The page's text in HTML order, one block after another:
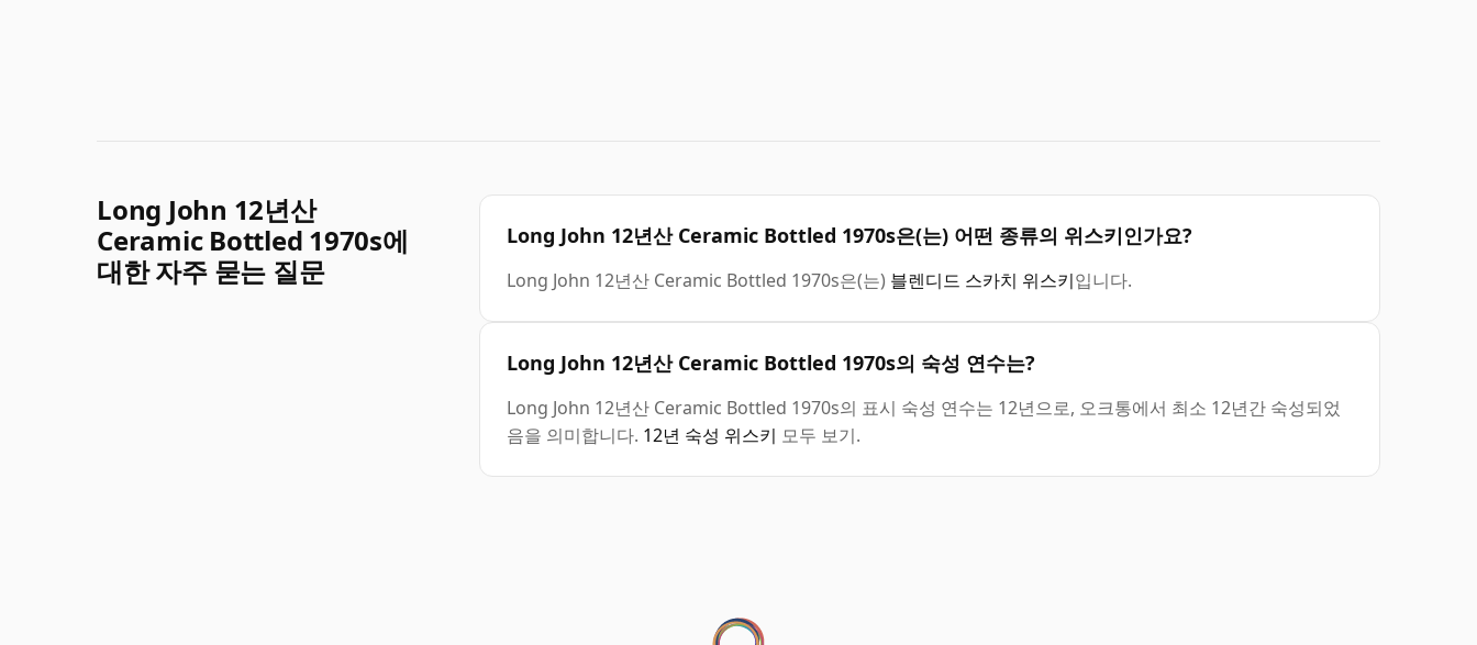
Long John 12년산
Ceramic Bottled 1970s에
대한 자주 묻는 질문
Long John 12년산 Ceramic Bottled 1970s은(는) 어떤 종류의 위스키인가요?
Long John 12년산 Ceramic Bottled 1970s은(는) 블렌디드 스카치 위스키입니다.
Long John 12년산 Ceramic Bottled 1970s의 숙성 연수는?
Long John 12년산 Ceramic Bottled 1970s의 표시 숙성 연수는 12년으로, 오크통에서 최소 12년간 숙성되었
음을 의미합니다. 12년 숙성 위스키 모두 보기.